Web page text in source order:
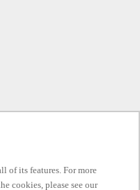
of its features. For more
cookies, please see our